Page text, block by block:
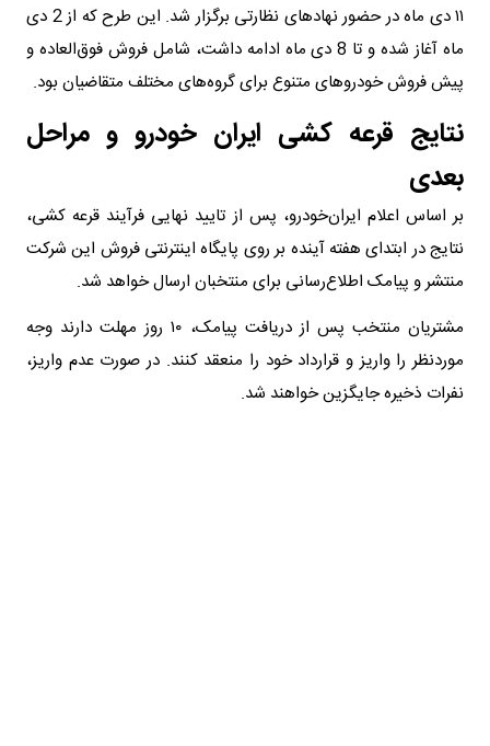
۱۱ دی ماه در حضور نهادهای نظارتی برگزار شد. این طرح که از 2 دی
ماه آغاز شده و تا 8 دی ماه ادامه داشت، شامل فروش فوق‌العاده و
پیش فروش خودروهای متنوع برای گروه‌های مختلف متقاضیان بود.
نتایج قرعه کشی ایران خودرو و مراحل
بعدی
بر اساس اعلام ایران‌خودرو، پس از تایید نهایی فرآیند قرعه کشی،
نتایج در ابتدای هفته آینده بر روی پایگاه اینترنتی فروش این شرکت
منتشر و پیامک اطلاع‌رسانی برای منتخبان ارسال خواهد شد.
مشتریان منتخب پس از دریافت پیامک، ۱۰ روز مهلت دارند وجه
موردنظر را واریز و قرارداد خود را منعقد کنند. در صورت عدم واریز،
نفرات ذخیره جایگزین خواهند شد.